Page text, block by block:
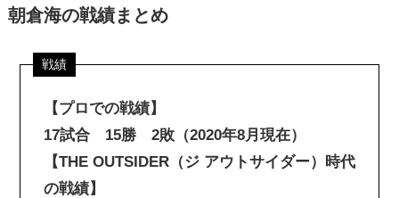
朝倉海の戦績まとめ
【プロでの戦績】
17試合 15勝 2敗（2020年8月現在）
【THE OUTSIDER（ジ アウトサイダー）時代
の戦績】